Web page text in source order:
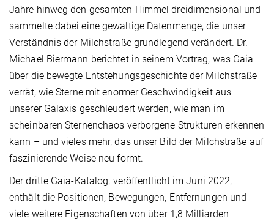
Jahre hinweg den gesamten Himmel dreidimensional und
sammelte dabei eine gewaltige Datenmenge, die unser
Verständnis der Milchstraße grundlegend verändert. Dr.
Michael Biermann berichtet in seinem Vortrag, was Gaia
über die bewegte Entstehungsgeschichte der Milchstraße
verrät, wie Sterne mit enormer Geschwindigkeit aus
unserer Galaxis geschleudert werden, wie man im
scheinbaren Sternenchaos verborgene Strukturen erkennen
kann – und vieles mehr, das unser Bild der Milchstraße auf
faszinierende Weise neu formt.
Der dritte Gaia-Katalog, veröffentlicht im Juni 2022,
enthält die Positionen, Bewegungen, Entfernungen und
viele weitere Eigenschaften von über 1,8 Milliarden